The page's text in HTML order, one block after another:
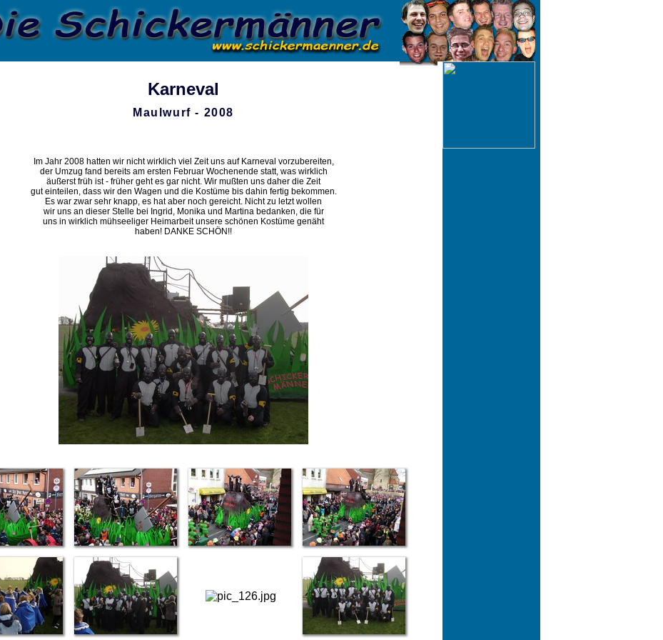
Karneval
Maulwurf - 2008
Im Jahr 2008 hatten wir nicht wirklich viel Zeit uns auf Karneval vorzubereiten,
der Umzug fand bereits am ersten Februar Wochenende statt, was wirklich
äußerst früh ist - früher geht es gar nicht. Wir mußten uns daher die Zeit
gut einteilen, dass wir den Wagen und die Kostüme bis dahin fertig bekommen.
Es war zwar sehr knapp, es hat aber noch gereicht. Nicht zu letzt wollen
wir uns an dieser Stelle bei Ingrid, Monika und Martina bedanken, die für
uns in wirklich mühseeliger Heimarbeit unsere schönen Kostüme genäht
haben! DANKE SCHÖN!!